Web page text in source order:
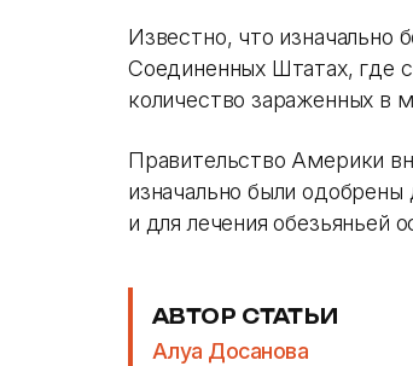
Известно, что изначально
Соединенных Штатах, где
количество зараженных в
Правительство Америки
изначально были
и для лечения обезьяньей
АВТОР СТАТЬИ
Алуа Досанова